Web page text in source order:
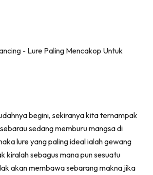
begini, sekiranya kita ternampak
sedang memburu mangsa di
lure yang paling ideal ialah gewang
kiralah sebagus mana pun sesuatu
akan membawa sebarang makna jika